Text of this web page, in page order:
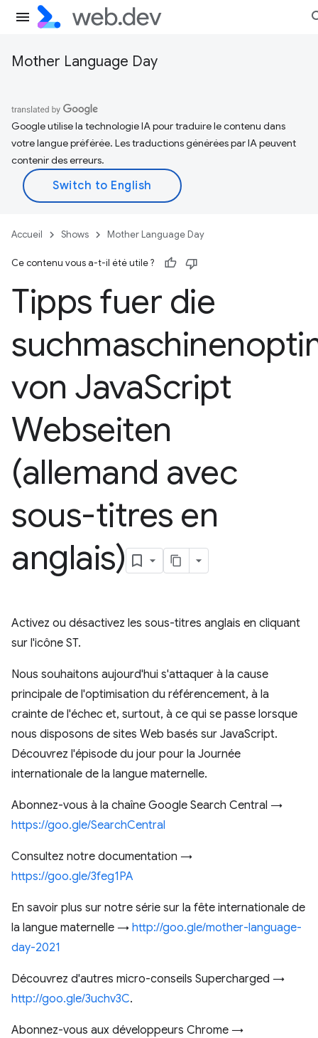
Mother Language Day
Google utilise la technologie IA pour traduire le contenu dans
votre langue préférée. Les traductions générées par IA peuvent
contenir des erreurs.
Accueil Shows Mother Language Day
Ce contenu vous a-t-il été utile ?
Tipps fuer die
von JavaScript
Webseiten
(allemand avec
sous-titres en
anglais)
Activez ou désactivez les sous-titres anglais en cliquant
sur l'icône ST.
Nous souhaitons aujourd'hui s'attaquer à la cause
principale de l'optimisation du référencement, à la
crainte de l'échec et, surtout, à ce qui se passe lorsque
nous disposons de sites Web basés sur JavaScript.
Découvrez l'épisode du jour pour la Journée
internationale de la langue maternelle.
Abonnez-vous à la chaîne Google Search Central →
https://goo.gle/SearchCentral
Consultez notre documentation →
https://goo.gle/3feg1PA
En savoir plus sur notre série sur la fête internationale de
la langue maternelle → http://goo.gle/mother-language-
day-2021
Découvrez d'autres micro-conseils Supercharged →
http://goo.gle/3uchv3C.
Abonnez-vous aux développeurs Chrome →